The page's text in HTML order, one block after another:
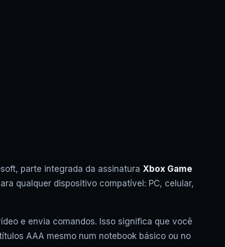
parte integrada da assinatura Xbox Game
qualquer dispositivo compatível: PC, celular,
e envia comandos. Isso significa que você
AAA mesmo num notebook básico ou no